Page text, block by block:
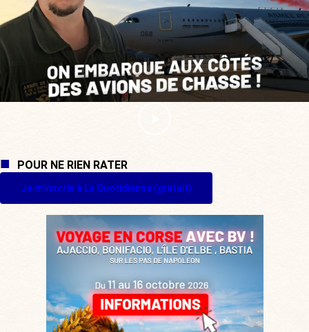
POUR NE RIEN RATER
Je m'inscris à La Quotidienne (gratuit)